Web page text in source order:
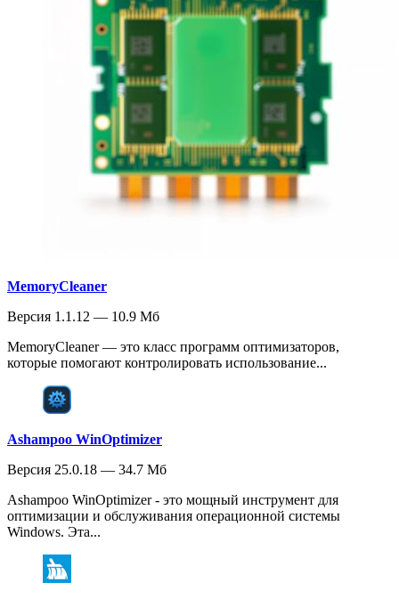
MemoryCleaner
Версия 1.1.12 — 10.9 Мб
MemoryCleaner — это класс программ оптимизаторов,
которые помогают контролировать использование...
Ashampoo WinOptimizer
Версия 25.0.18 — 34.7 Мб
Ashampoo WinOptimizer - это мощный инструмент для
оптимизации и обслуживания операционной системы
Windows. Эта...